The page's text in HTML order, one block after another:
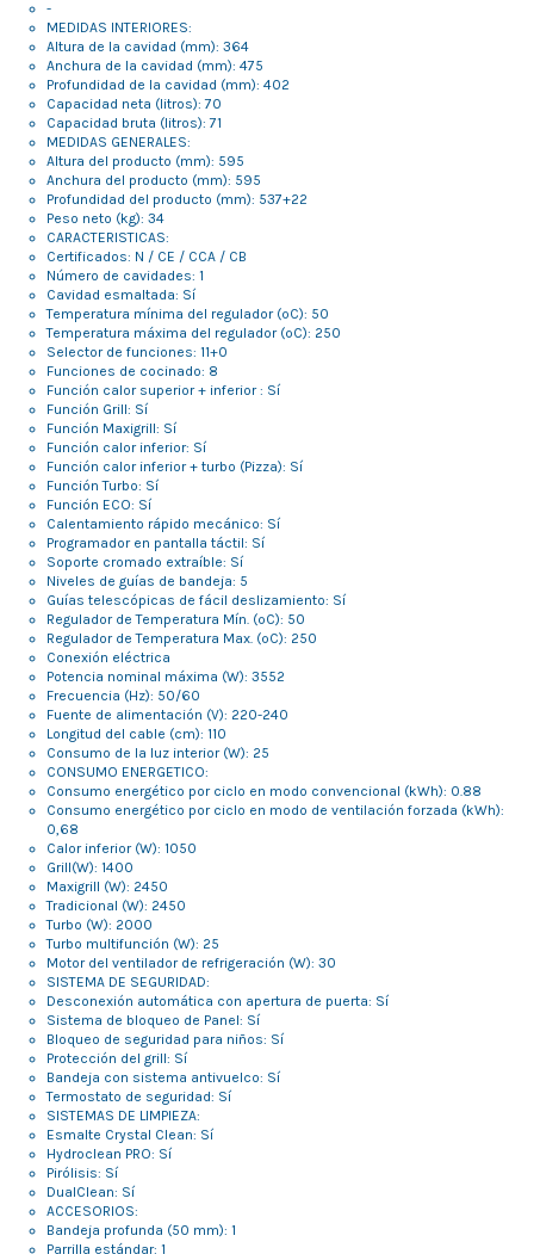
-
MEDIDAS INTERIORES:
Altura de la cavidad (mm): 364
Anchura de la cavidad (mm): 475
Profundidad de la cavidad (mm): 402
Capacidad neta (litros): 70
Capacidad bruta (litros): 71
MEDIDAS GENERALES:
Altura del producto (mm): 595
Anchura del producto (mm): 595
Profundidad del producto (mm): 537+22
Peso neto (kg): 34
CARACTERISTICAS:
Certificados: N / CE / CCA / CB
Número de cavidades: 1
Cavidad esmaltada: Sí
Temperatura mínima del regulador (ºC): 50
Temperatura máxima del regulador (ºC): 250
Selector de funciones: 11+0
Funciones de cocinado: 8
Función calor superior + inferior : Sí
Función Grill: Sí
Función Maxigrill: Sí
Función calor inferior: Sí
Función calor inferior + turbo (Pizza): Sí
Función Turbo: Sí
Función ECO: Sí
Calentamiento rápido mecánico: Sí
Programador en pantalla táctil: Sí
Soporte cromado extraíble: Sí
Niveles de guías de bandeja: 5
Guías telescópicas de fácil deslizamiento: Sí
Regulador de Temperatura Mín. (ºC): 50
Regulador de Temperatura Max. (ºC): 250
Conexión eléctrica
Potencia nominal máxima (W): 3552
Frecuencia (Hz): 50/60
Fuente de alimentación (V): 220-240
Longitud del cable (cm): 110
Consumo de la luz interior (W): 25
CONSUMO ENERGETICO:
Consumo energético por ciclo en modo convencional (kWh): 0.88
Consumo energético por ciclo en modo de ventilación forzada (kWh):
0,68
Calor inferior (W): 1050
Grill(W): 1400
Maxigrill (W): 2450
Tradicional (W): 2450
Turbo (W): 2000
Turbo multifunción (W): 25
Motor del ventilador de refrigeración (W): 30
SISTEMA DE SEGURIDAD:
Desconexión automática con apertura de puerta: Sí
Sistema de bloqueo de Panel: Sí
Bloqueo de seguridad para niños: Sí
Protección del grill: Sí
Bandeja con sistema antivuelco: Sí
Termostato de seguridad: Sí
SISTEMAS DE LIMPIEZA:
Esmalte Crystal Clean: Sí
Hydroclean PRO: Sí
Pirólisis: Sí
DualClean: Sí
ACCESORIOS:
Bandeja profunda (50 mm): 1
Parrilla estándar: 1